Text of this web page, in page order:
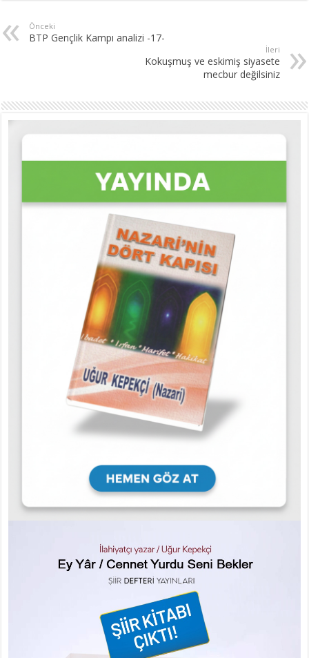
Önceki
BTP Gençlik Kampı analizi -17-
İleri
Kokuşmuş ve eskimiş siyasete
mecbur değilsiniz